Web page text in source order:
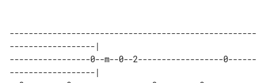
----------------------------------------------------
------------------|
-----------------0--m--0--2------------------0------
------------------|